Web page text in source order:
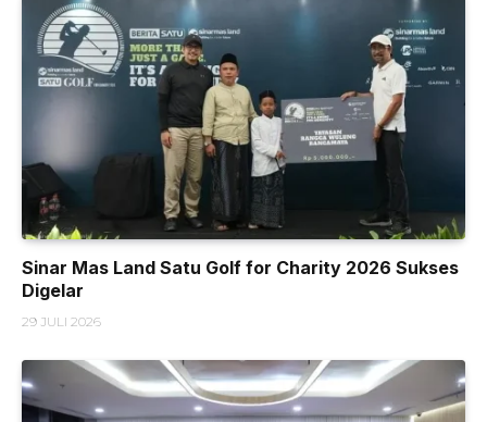
Sinar Mas Land Satu Golf for Charity 2026 Sukses
Digelar
29 JULI 2026